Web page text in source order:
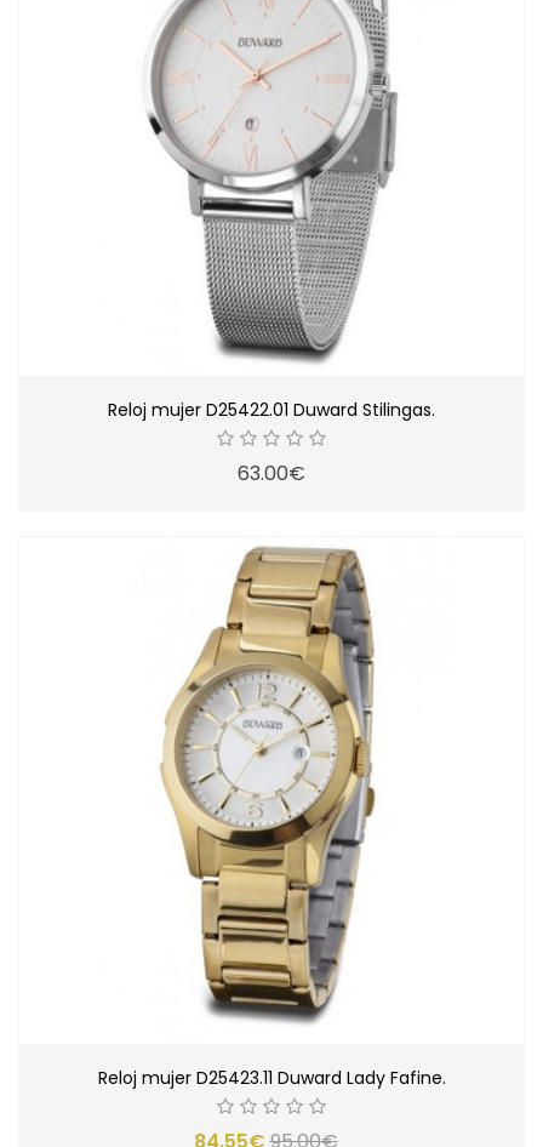
Reloj mujer D25422.01 Duward Stilingas.
63.00€
Reloj mujer D25423.11 Duward Lady Fafine.